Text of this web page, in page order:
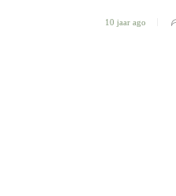
10 jaar ago